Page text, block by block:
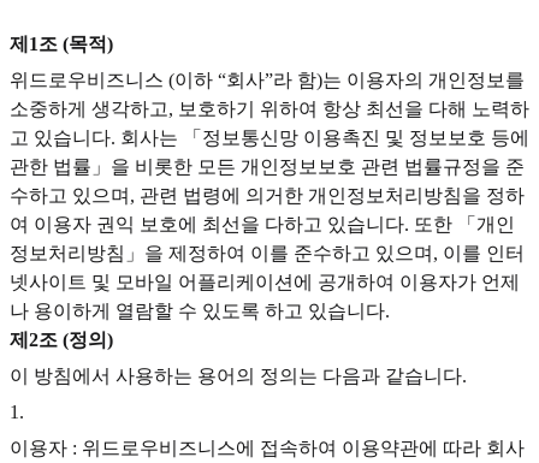
제1조 (목적)
위드로우비즈니스 (이하 “회사”라 함)는 이용자의 개인정보를
소중하게 생각하고, 보호하기 위하여 항상 최선을 다해 노력하
고 있습니다. 회사는 「정보통신망 이용촉진 및 정보보호 등에
관한 법률」을 비롯한 모든 개인정보보호 관련 법률규정을 준
수하고 있으며, 관련 법령에 의거한 개인정보처리방침을 정하
여 이용자 권익 보호에 최선을 다하고 있습니다. 또한 「개인
정보처리방침」을 제정하여 이를 준수하고 있으며, 이를 인터
넷사이트 및 모바일 어플리케이션에 공개하여 이용자가 언제
나 용이하게 열람할 수 있도록 하고 있습니다.
제2조 (정의)
이 방침에서 사용하는 용어의 정의는 다음과 같습니다.
1 .
이용자 : 위드로우비즈니스에 접속하여 이용약관에 따라 회사